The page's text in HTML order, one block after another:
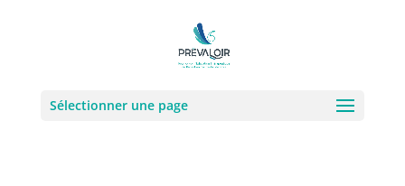
Sélectionner une page